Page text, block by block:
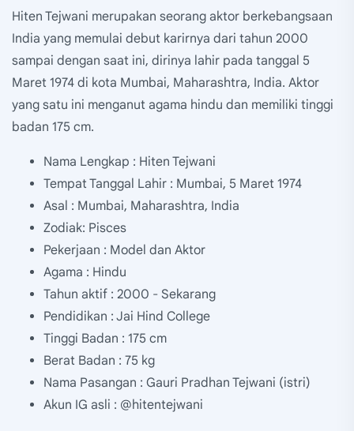
Hiten Tejwani merupakan seorang aktor berkebangsaan
India yang memulai debut karirnya dari tahun 2000
sampai dengan saat ini, dirinya lahir pada tanggal 5
Maret 1974 di kota Mumbai, Maharashtra, India. Aktor
yang satu ini menganut agama hindu dan memiliki tinggi
badan 175 cm.
Nama Lengkap : Hiten Tejwani
Tempat Tanggal Lahir : Mumbai, 5 Maret 1974
Asal : Mumbai, Maharashtra, India
Zodiak: Pisces
Pekerjaan : Model dan Aktor
Agama : Hindu
Tahun aktif : 2000 - Sekarang
Pendidikan : Jai Hind College
Tinggi Badan : 175 cm
Berat Badan : 75 kg
Nama Pasangan : Gauri Pradhan Tejwani (istri)
Akun IG asli : @hitentejwani